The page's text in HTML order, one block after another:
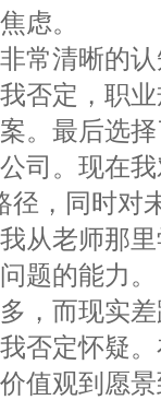
虑。
常清晰的
否定，职
。最后选
司。现在
径，同时对
从老师那
题的能力。
，而现实
否定怀疑
值观到愿